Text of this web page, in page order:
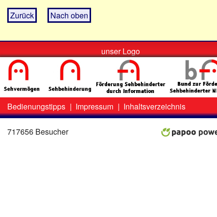
Zurück Nach oben
unser Logo
Zweit-
Menü
Bedienungstipps | Impressum | Inhaltsverzeichnis
717656 Besucher